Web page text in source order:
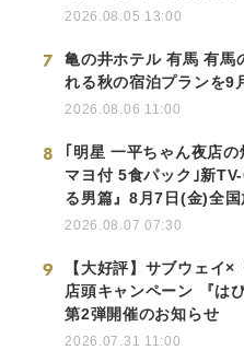
2026.08.05 13:00
7
亀の井ホテル 有馬 有馬
れる秋の宿泊プランを9
2026.08.06 11:00
8
｢明星 一平ちゃん夜店
マヨ付 5食パック｣新
る男篇』8月7日(金)全国
2026.08.07 07:30
9
【大好評】サブウェイ×
店頭キャンペーン 『は
第2弾開催のお知らせ
2026.07.31 11:00